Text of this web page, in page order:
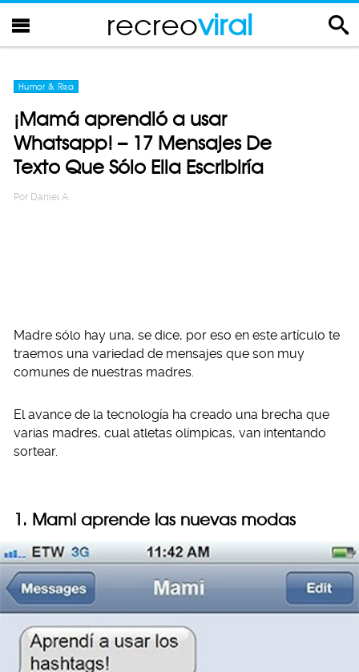
recreoviral
Humor & Risa
¡Mamá aprendió a usar
Whatsapp! – 17 Mensajes De
Texto Que Sólo Ella Escribiría
Por Daniel A.
Madre sólo hay una, se dice, por eso en este artículo te
traemos una variedad de mensajes que son muy
comunes de nuestras madres.
El avance de la tecnología ha creado una brecha que
varias madres, cual atletas olímpicas, van intentando
sortear.
1. Mami aprende las nuevas modas